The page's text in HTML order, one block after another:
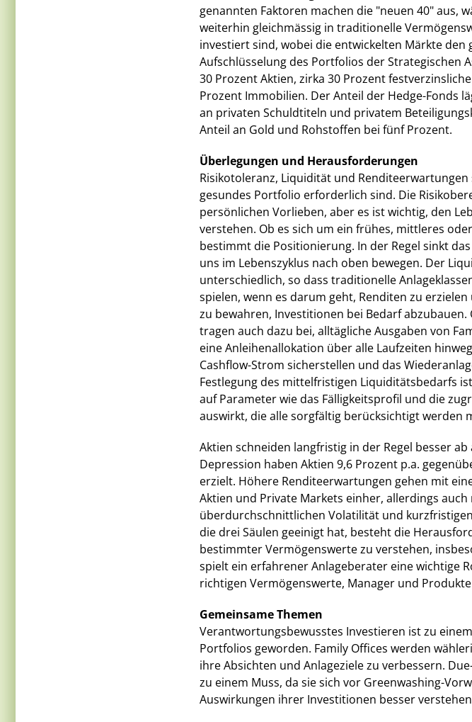
genannten Faktoren machen die "neuen 40" aus,
weiterhin gleichmässig in traditionelle
investiert sind, wobei die entwickelten Märkte den
Aufschlüsselung des Portfolios der Strategischen
30 Prozent Aktien, zirka 30 Prozent
Prozent Immobilien. Der Anteil der Hedge-Fonds
an privaten Schuldtiteln und privatem
Anteil an Gold und Rohstoffen bei fünf Prozent.
Überlegungen und Herausforderungen
Risikotoleranz, Liquidität und
gesundes Portfolio erforderlich sind. Die
persönlichen Vorlieben, aber es ist wichtig, den
verstehen. Ob es sich um ein frühes, mittleres
bestimmt die Positionierung. In der Regel sinkt
uns im Lebenszyklus nach oben bewegen. Der
unterschiedlich, so dass traditionelle
spielen, wenn es darum geht, Renditen zu
zu bewahren, Investitionen bei Bedarf abzubauen.
tragen auch dazu bei, alltägliche Ausgaben von
eine Anleihenallokation über alle Laufzeiten
Cashflow-Strom sicherstellen und das
Festlegung des mittelfristigen Liquiditätsbedarfs
auf Parameter wie das Fälligkeitsprofil und die
auswirkt, die alle sorgfältig berücksichtigt werden
Aktien schneiden langfristig in der Regel besser
Depression haben Aktien 9,6 Prozent p.a.
erzielt. Höhere Renditeerwartungen gehen mit
Aktien und Private Markets einher, allerdings
überdurchschnittlichen Volatilität und
die drei Säulen geeinigt hat, besteht die
bestimmter Vermögenswerte zu verstehen,
spielt ein erfahrener Anlageberater eine wichtige
richtigen Vermögenswerte, Manager und
Gemeinsame Themen
Verantwortungsbewusstes Investieren ist zu
Portfolios geworden. Family Offices werden
ihre Absichten und Anlageziele zu verbessern.
zu einem Muss, da sie sich vor Greenwashing-
Auswirkungen ihrer Investitionen besser